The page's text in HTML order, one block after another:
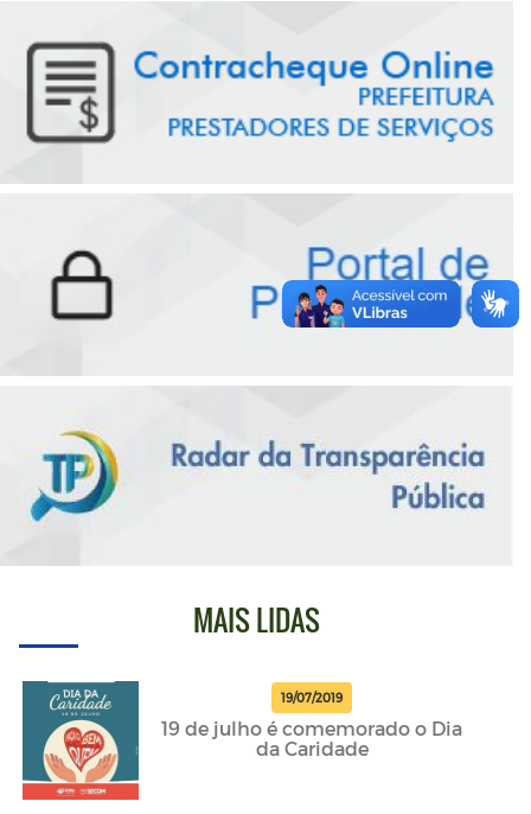
MAIS LIDAS
19/07/2019
19 de julho é comemorado o Dia
da Caridade